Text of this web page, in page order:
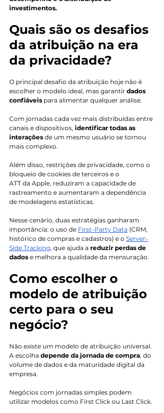
investimentos.
Quais são os desafios
da atribuição na era
da privacidade?
O principal desafio da atribuição hoje não é
escolher o modelo ideal, mas garantir dados
confiáveis para alimentar qualquer análise.
Com jornadas cada vez mais distribuídas entre
canais e dispositivos, identificar todas as
interações de um mesmo usuário se tornou
mais complexo.
Além disso, restrições de privacidade, como o
bloqueio de cookies de terceiros e o
ATT da Apple, reduziram a capacidade de
rastreamento e aumentaram a dependência
de modelagens estatísticas.
Nesse cenário, duas estratégias ganharam
importância: o uso de First-Party Data (CRM,
histórico de compras e cadastros) e o Server-
Side Tracking, que ajuda a reduzir perdas de
dados e melhora a qualidade da mensuração.
Como escolher o
modelo de atribuição
certo para o seu
negócio?
Não existe um modelo de atribuição universal.
A escolha depende da jornada de compra, do
volume de dados e da maturidade digital da
empresa.
Negócios com jornadas simples podem
utilizar modelos como First Click ou Last Click.